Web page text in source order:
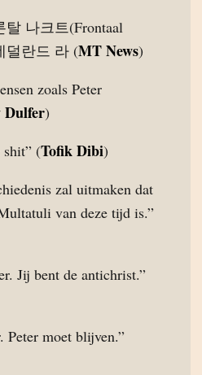
나크트(Frontaal
덜란드 라 (MT News)
zoals Peter
Dulfer)
shit” (Tofik Dibi)
zal uitmaken dat
van deze tijd is.”
Jij bent de antichrist.”
Peter moet blijven.”